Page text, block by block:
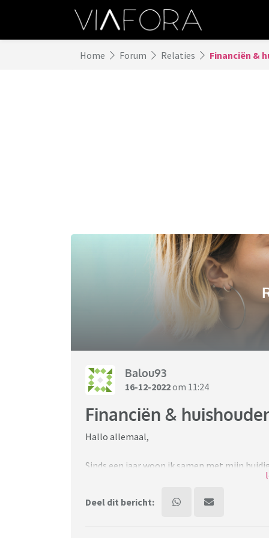
Home Forum Relaties Financiën &
Balou93
16-12-2022om 11:24
Financiën &
Hallo allemaal,
Sinds een jaar woon ik samen met mijn
Mijn partner woonde hiervoor nog bij zijn
Van in het begin stelde hij niets te willen
Deel dit bericht: